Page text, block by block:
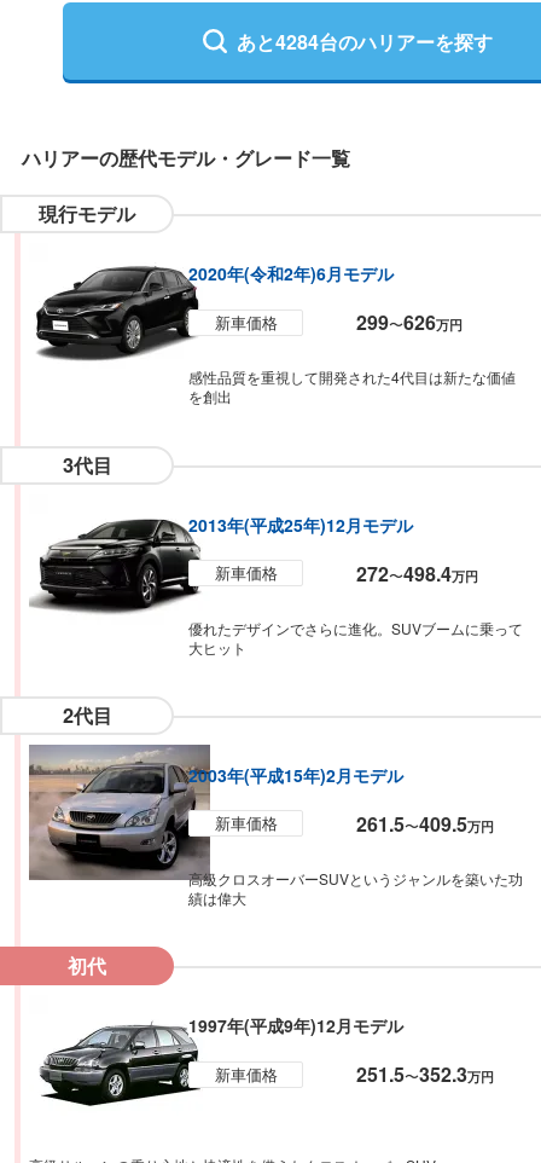
あと4284台のハリアーを探す
ハリアーの歴代モデル・グレード一覧
現行モデル
2020年(令和2年)6月モデル
新車価格 299〜626万円
感性品質を重視して開発された4代目は新たな価値
を創出
3代目
2013年(平成25年)12月モデル
新車価格 272〜498.4万円
優れたデザインでさらに進化。SUVブームに乗って
大ヒット
2代目
2003年(平成15年)2月モデル
新車価格 261.5〜409.5万円
高級クロスオーバーSUVというジャンルを築いた功
績は偉大
初代
1997年(平成9年)12月モデル
新車価格 251.5〜352.3万円